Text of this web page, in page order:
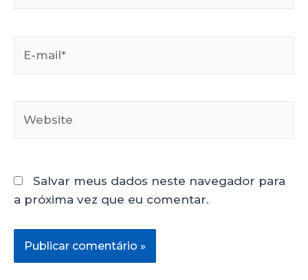
Salvar meus dados neste navegador para
a próxima vez que eu comentar.